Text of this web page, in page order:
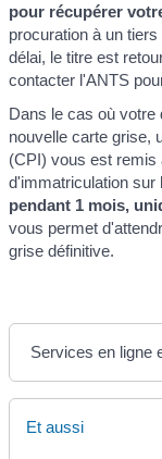
pour récupérer
procuration à un
délai, le titre est
contacter l'ANTS
Dans le cas où votre
nouvelle carte grise,
(CPI) vous est remis
d'immatriculation sur
pendant 1 mois,
vous permet
grise définitive.
Services en ligne
Et aussi